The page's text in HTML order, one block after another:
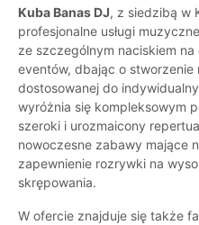
Kuba Banas DJ, z siedzibą w
profesjonalne usługi
ze szczególnym naciskiem
eventów, dbając o
dostosowanej do
wyróżnia się kompleksowym
szeroki i urozmaicony
nowoczesne zabawy mające
zapewnienie rozrywki na
skrępowania.
W ofercie znajduje się także